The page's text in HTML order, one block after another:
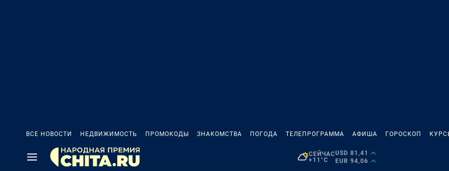
ВСЕ НОВОСТИ НЕДВИЖИМОСТЬ ПРОМОКОДЫ ЗНАКОМСТВА ПОГОДА ТЕЛЕПРОГРАММА АФИША ГОРОСКОП
СЕЙЧАС
+11°C
USD 81,41
EUR 94,06